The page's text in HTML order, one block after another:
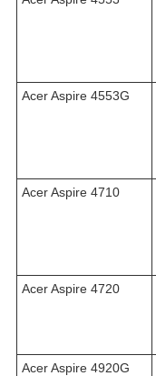
Acer Aspire 4553G
Acer Aspire 4710
Acer Aspire 4720
Acer Aspire 4920G